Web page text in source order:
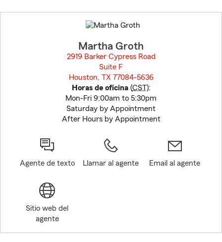
to
before
Martha Groth
2919 Barker Cypress Road
Suite F
Houston, TX 77084-5636
Horas de oficina(CST):
Mon-Fri 9:00am to 5:30pm
Saturday by Appointment
After Hours by Appointment
Agente de texto Llamar al agente Email al agente
Sitio web del
agente